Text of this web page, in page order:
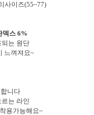
사이즈(55~77)
덱스 6%
는 원단
느껴져요~
니다
는 라인
용가능해요~